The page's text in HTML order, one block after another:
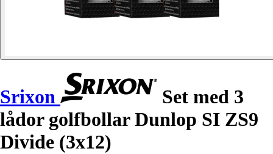
Srixon
Set med 3
lådor golfbollar Dunlop SI ZS9
Divide (3x12)